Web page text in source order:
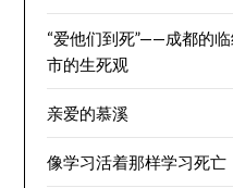
“爱他们到死”——成都的
市的生死观
亲爱的慕溪
像学习活着那样学习死亡